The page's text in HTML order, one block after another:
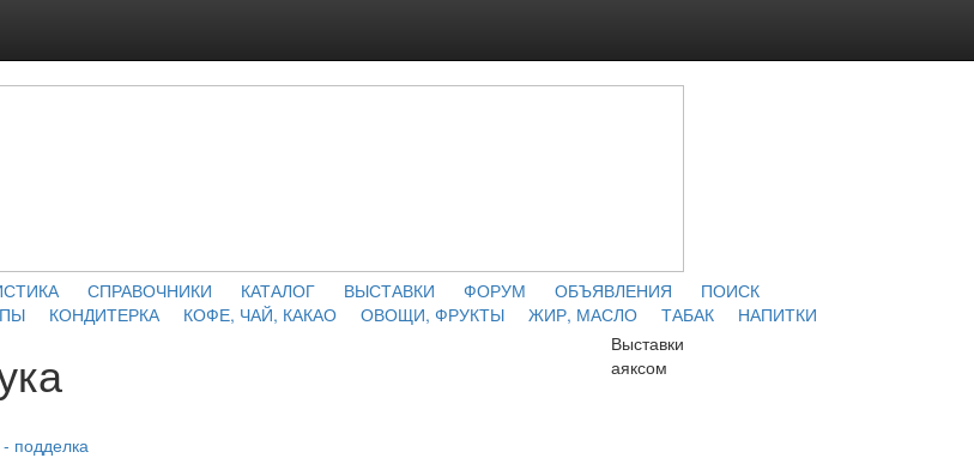
СПРАВОЧНИКИ КАТАЛОГ ВЫСТАВКИ ФОРУМ ОБЪЯВЛЕНИЯ
ПОИСК
КОНДИТЕРКА КОФЕ, ЧАЙ, КАКАО ОВОЩИ, ФРУКТЫ ЖИР, МАСЛО ТАБАК НАПИТКИ
подделка
Выставки
аяксом